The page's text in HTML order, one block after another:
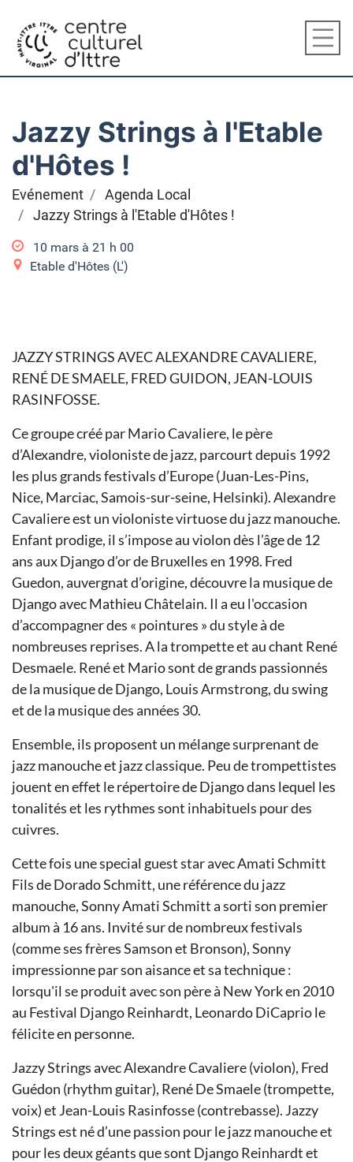
Jazzy Strings à l'Etable
d'Hôtes !
Evénement
Agenda Local
Jazzy Strings à l'Etable d'Hôtes !
10 mars à 21 h 00
Etable d'Hôtes (L')
JAZZY STRINGS AVEC ALEXANDRE CAVALIERE,
RENÉ DE SMAELE, FRED GUIDON, JEAN-LOUIS
RASINFOSSE.
Ce groupe créé par Mario Cavaliere, le père
d’Alexandre, violoniste de jazz, parcourt depuis 1992
les plus grands festivals d’Europe (Juan-Les-Pins,
Nice, Marciac, Samois-sur-seine, Helsinki). Alexandre
Cavaliere est un violoniste virtuose du jazz manouche.
Enfant prodige, il s’impose au violon dès l’âge de 12
ans aux Django d’or de Bruxelles en 1998. Fred
Guedon, auvergnat d’origine, découvre la musique de
Django avec Mathieu Châtelain. Il a eu l'occasion
d’accompagner des « pointures » du style à de
nombreuses reprises. A la trompette et au chant René
Desmaele. René et Mario sont de grands passionnés
de la musique de Django, Louis Armstrong, du swing
et de la musique des années 30.
Ensemble, ils proposent un mélange surprenant de
jazz manouche et jazz classique. Peu de trompettistes
jouent en effet le répertoire de Django dans lequel les
tonalités et les rythmes sont inhabituels pour des
cuivres.
Cette fois une special guest star avec Amati Schmitt
Fils de Dorado Schmitt, une référence du jazz
manouche, Sonny Amati Schmitt a sorti son premier
album à 16 ans. Invité sur de nombreux festivals
(comme ses frères Samson et Bronson), Sonny
impressionne par son aisance et sa technique :
lorsqu'il se produit avec son père à New York en 2010
au Festival Django Reinhardt, Leonardo DiCaprio le
félicite en personne.
Jazzy Strings avec Alexandre Cavaliere (violon), Fred
Guédon (rhythm guitar), René De Smaele (trompette,
voix) et Jean-Louis Rasinfosse (contrebasse). Jazzy
Strings est né d’une passion pour le jazz manouche et
pour les deux géants que sont Django Reinhardt et